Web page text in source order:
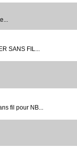
SANS FIL...
fil pour NB...